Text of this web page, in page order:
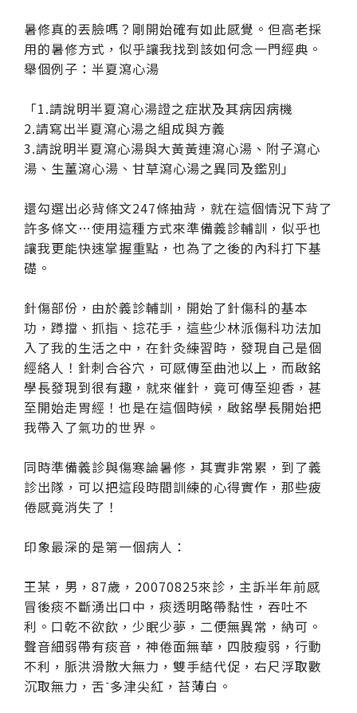
暑修真的丟臉嗎？剛開始確有如此感覺。但高老採
用的暑修方式，似乎讓我找到該如何念一門經典。
舉個例子：半夏瀉心湯
「1.請說明半夏瀉心湯證之症狀及其病因病機
2.請寫出半夏瀉心湯之組成與方義
3.請說明半夏瀉心湯與大黃黃連瀉心湯、附子瀉心
湯、生薑瀉心湯、甘草瀉心湯之異同及鑑別」
還勾選出必背條文247條抽背，就在這個情況下背了
許多條文…使用這種方式來準備義診輔訓，似乎也
讓我更能快速掌握重點，也為了之後的內科打下基
礎。
針傷部份，由於義診輔訓，開始了針傷科的基本
功，蹲擋、抓指、捻花手，這些少林派傷科功法加
入了我的生活之中，在針灸練習時，發現自己是個
經絡人！針刺合谷穴，可感傳至曲池以上，而啟銘
學長發現到很有趣，就來催針，竟可傳至迎香，甚
至開始走胃經！也是在這個時候，啟銘學長開始把
我帶入了氣功的世界。
同時準備義診與傷寒論暑修，其實非常累，到了義
診出隊，可以把這段時間訓練的心得實作，那些疲
倦感竟消失了！
印象最深的是第一個病人：
王某，男，87歲，20070825來診，主訴半年前感
冒後痰不斷湧出口中，痰透明略帶黏性，吞吐不
利。口乾不欲飲，少眠少夢，二便無異常，納可。
聲音細弱帶有痰音，神倦面無華，四肢瘦弱，行動
不利，脈洪滑散大無力，雙手結代促，右尺浮取數
沉取無力，舌多津尖紅，苔薄白。